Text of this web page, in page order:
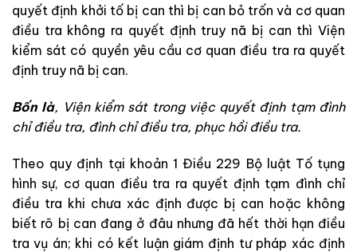
quyết định khởi tố bị can thì bị can bỏ trốnvà cơ quan
điều tra không ra quyết định truy nã bị can thìViện
kiểm sát có quyền yêu cầu cơ quan điều tra ra quyết
định truy nã bị can.
Bốn là, Viện kiểm sát trong việc quyết định tạm đình
chỉđiều tra, đình chỉđiều tra, phục hồi điều tra.
Theo quy định tại khoản 1Điều 229 Bộ luật Tố tụng
hình sự, cơ quan điều tra ra quyết định tạm đình chỉ
điều tra khi chưa xác định được bị can hoặc không
biết rõ bị can đang ở đâu nhưng đã hết thời hạn điều
travụ án; khi có kết luận giám định tư pháp xác định